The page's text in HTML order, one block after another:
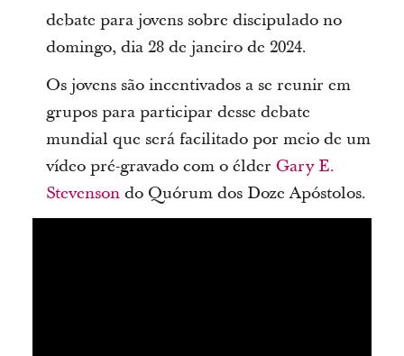
debate para jovens sobre discipulado no
domingo, dia 28 de janeiro de 2024.
Os jovens são incentivados a se reunir em
grupos para participar desse debate
mundial que será facilitado por meio de um
vídeo pré-gravado com o élder Gary E.
Stevensondo Quórum dos Doze Apóstolos.